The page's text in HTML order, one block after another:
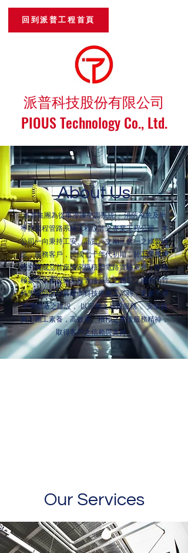
回到派普工程首頁
派普科技股份有限公司
​PIOUS Technology Co., Ltd.
About Us
派普集團為從事冷凍空調系統 、消防系統及半
導體製程管路系統工程設計之專業工程公司，本
公司一向秉持工安、品質、交期三合一之經營理
念，服務客戶，民國七十年代初期，於工業技術
研究院成立首座國家級積體電路實驗室時，即積
極參予生產設備製程管路系統之施工，繼而新竹
科學園區開辦籌建高科技生產工業時，更參予諸
半導體廠之建設， 以完整之品質服務 、安全負
責之施工素養，高效率、積極之售後服務精神，
取得客戶之信賴與支持。
Our Services